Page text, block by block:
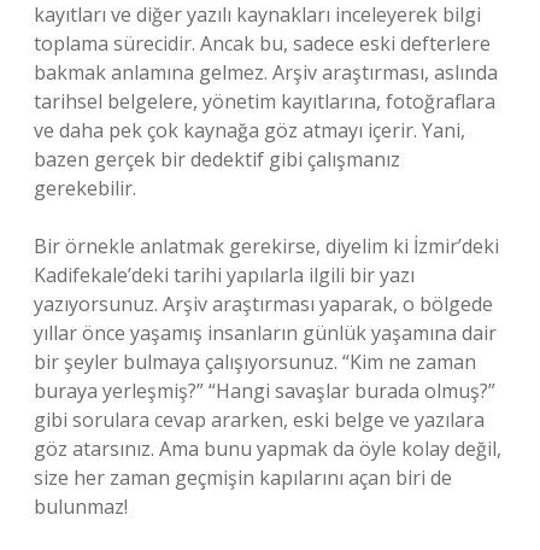
kayıtları ve diğer yazılı kaynakları inceleyerek bilgi
toplama sürecidir. Ancak bu, sadece eski defterlere
bakmak anlamına gelmez. Arşiv araştırması, aslında
tarihsel belgelere, yönetim kayıtlarına, fotoğraflara
ve daha pek çok kaynağa göz atmayı içerir. Yani,
bazen gerçek bir dedektif gibi çalışmanız
gerekebilir.
Bir örnekle anlatmak gerekirse, diyelim ki İzmir’deki
Kadifekale’deki tarihi yapılarla ilgili bir yazı
yazıyorsunuz. Arşiv araştırması yaparak, o bölgede
yıllar önce yaşamış insanların günlük yaşamına dair
bir şeyler bulmaya çalışıyorsunuz. “Kim ne zaman
buraya yerleşmiş?” “Hangi savaşlar burada olmuş?”
gibi sorulara cevap ararken, eski belge ve yazılara
göz atarsınız. Ama bunu yapmak da öyle kolay değil,
size her zaman geçmişin kapılarını açan biri de
bulunmaz!